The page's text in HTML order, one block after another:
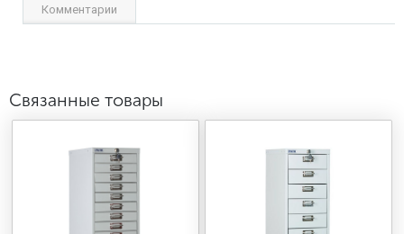
Комментарии
Связанные товары